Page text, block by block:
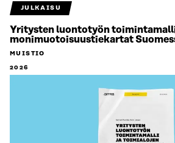
JULKAISU
Yritysten luontotyön
monimuotoisuustiekartat
MUISTIO
2026